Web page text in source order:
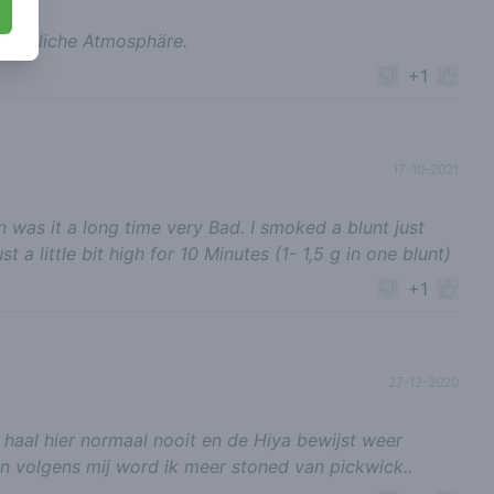
Atmosphäre.
+1
was it a long time very Bad. I smoked a blunt just
a little bit high for 10 Minutes (1- 1,5 g in one blunt)
+1
hier normaal nooit en de Hiya bewijst weer
volgens mij word ik meer stoned van pickwick..